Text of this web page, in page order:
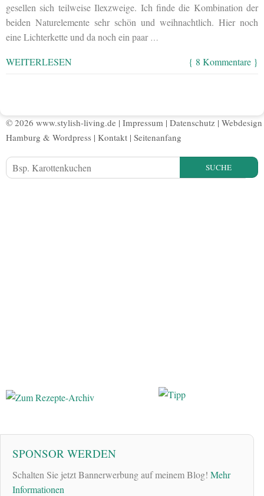
gesellen sich teilweise Ilexzweige. Ich finde die Kombination der
beiden Naturelemente sehr schön und weihnachtlich. Hier noch
eine Lichterkette und da noch ein paar …
WEITERLESEN { 8 Kommentare }
© 2026 www.stylish-living.de | Impressum | Datenschutz | Webdesign
Hamburg & Wordpress | Kontakt | Seitenanfang
SUCHE
SPONSOR WERDEN
Schalten Sie jetzt Bannerwerbung auf meinem Blog! Mehr
Informationen